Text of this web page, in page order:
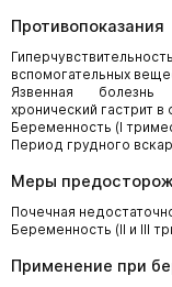
Противопоказания
вспомогательных
Язвенная болезнь
хронический гастрит
Беременность (I
Период грудного
Меры
Почечная
Беременность (II и III
Применение при